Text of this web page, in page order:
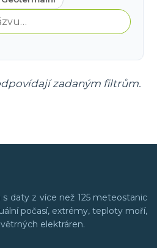
zadaným filtrům.
daty z více než 125 meteostanic
počasí, extrémy, teploty moří,
elektráren.